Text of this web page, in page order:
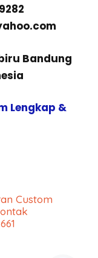
Bandung
Lengkap &
Custom